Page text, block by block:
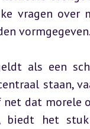
vragen over
vormgegeven.
als een
staan,
net dat morele
biedt het